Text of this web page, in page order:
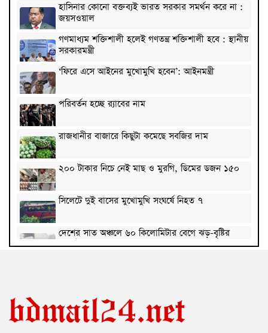
হাসিনার কোনো বক্তব্যই ভারত সরকার সমর্থন করে না :
জয়সওয়াল
গণমাধ্যম শক্তিশালী হলেই গণতন্ত্র শক্তিশালী হবে : স্থানীয়
সরকারমন্ত্রী
‘ফিরে এসে আইনের মুখোমুখি হবেন’: আইনমন্ত্রী
পরিবর্তন হচ্ছে র‌্যাবের নাম
রাজধানীর বাজারে কিছুটা কমেছে সবজির দাম
২০০ টাকার নিচে নেই মাছ ও মুরগি, ডিমের ডজন ১৫০
সিলেটে দুই বাসের মুখোমুখি সংঘর্ষে নিহত ৭
দেশের সাত অঞ্চলে ৬০ কিলোমিটার বেগে ঝড়-বৃষ্টির
সতর্কতা
জন্মসূত্রে মার্কিন নাগরিকত্ব সীমিতের বিলে স্বাক্ষর করলেন
ট্রাম্প